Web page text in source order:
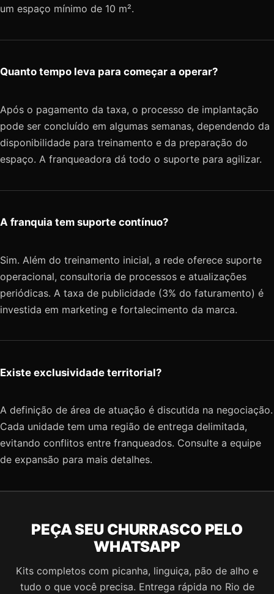
um espaço mínimo de 10 m².
Quanto tempo leva para começar a operar?
Após o pagamento da taxa, o processo de implantação
pode ser concluído em algumas semanas, dependendo da
disponibilidade para treinamento e da preparação do
espaço. A franqueadora dá todo o suporte para agilizar.
A franquia tem suporte contínuo?
Sim. Além do treinamento inicial, a rede oferece suporte
operacional, consultoria de processos e atualizações
periódicas. A taxa de publicidade (3% do faturamento) é
investida em marketing e fortalecimento da marca.
Existe exclusividade territorial?
A definição de área de atuação é discutida na negociação.
Cada unidade tem uma região de entrega delimitada,
evitando conflitos entre franqueados. Consulte a equipe
de expansão para mais detalhes.
PEÇA SEU CHURRASCO PELO
WHATSAPP
Kits completos com picanha, linguiça, pão de alho e
tudo o que você precisa. Entrega rápida no Rio de